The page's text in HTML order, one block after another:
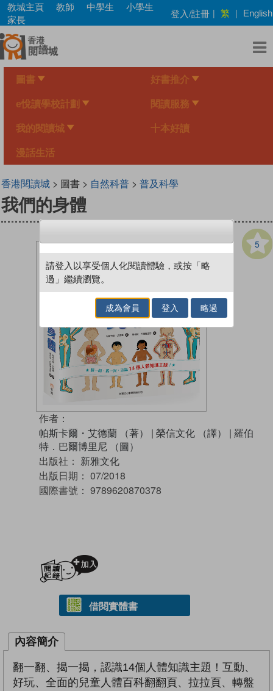
Skip
main
content
教城主頁 教師 中學生
小學生
家長
登入/註冊 | 繁 | English
圖書 好書推介
e悅讀學校計劃 閱讀服務
我的閱讀城 十本好讀
漫話生活
香港閱讀城> 圖書 > 自然科普> 普及科學
我們的身體
5
作者：
帕斯卡爾・艾德蘭 （著）
| 榮信文化 （譯） | 羅伯
特．巴爾博里尼 （圖）
出版社： 新雅文化
出版日期： 07/2018
國際書號： 9789620870378
借閱實體書
內容簡介
翻一翻、揭一揭，認識14個人體知識主題！互動、
好玩、全面的兒童人體百科翻翻頁、拉拉頁、轉盤
請登入以享受個人化閱讀體驗，或按「略
過」繼續瀏覽。
成為會員 登入 略過